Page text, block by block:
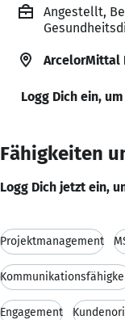
Angestellt,
ArcelorMittal
Logg Dich ein,
Fähigkeiten
Logg Dich jetzt ein,
Projektmanagement
Engagement